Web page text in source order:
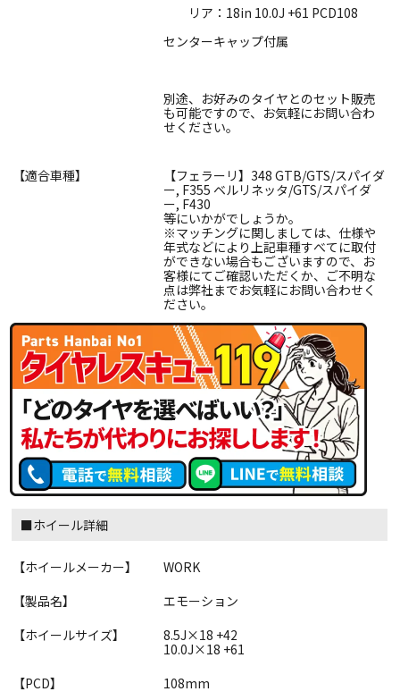
リア：18in 10.0J +61 PCD108
センターキャップ付属
別途、お好みのタイヤとのセット販売
も可能ですので、お気軽にお問い合わ
せください。
【適合車種】
【フェラーリ】348 GTB/GTS/スパイダ
ー, F355 ベルリネッタ/GTS/スパイダ
ー, F430
等にいかがでしょうか。
※マッチングに関しましては、仕様や
年式などにより上記車種すべてに取付
ができない場合もございますので、お
客様にてご確認いただくか、ご不明な
点は弊社までお気軽にお問い合わせく
ださい。
■ホイール詳細
【ホイールメーカー】
WORK
【製品名】
エモーション
【ホイールサイズ】
8.5J×18 +42
10.0J×18 +61
【PCD】
108mm